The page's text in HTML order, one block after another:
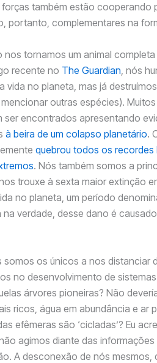
também estão cooperando
portanto, complementares na
tornamos um animal
recente no The Guardian, nós
vida no planeta, mas já
outras espécies).
encontrados apresentando
à beira de um colapso planetário.
quebrou todos os
. Nós também somos a
trouxe à sexta maior extinção
no planeta, um período
verdade, desse dano é
os únicos a nos distanciar
no desenvolvimento de
árvores pioneiras? Não
ricos, água em abundância e ar
efêmeras são ‘cicladas’? Eu
agimos diante das
A desconexão de nós mesmos,